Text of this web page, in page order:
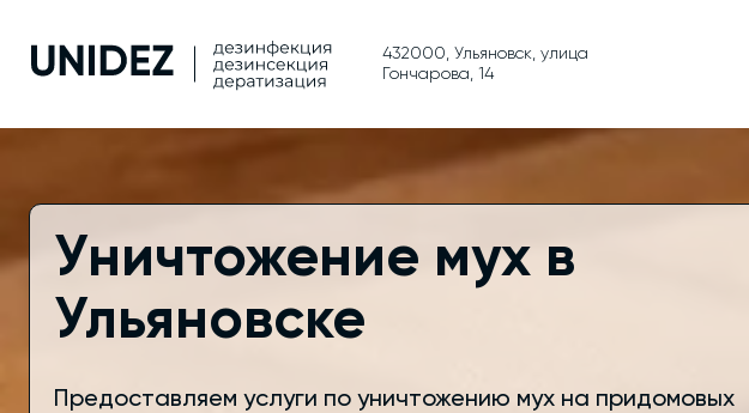
432000, Ульяновск, улица
Гончарова, 14
Уничтожение мух в
Ульяновске
Предоставляем услуги по уничтожению мух на придомовых